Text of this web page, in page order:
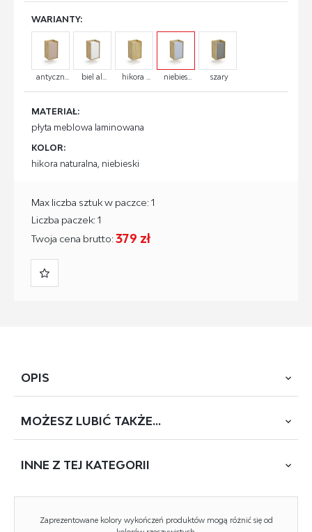
WARIANTY:
antyczn... biel al... hikora ... niebies... szary
MATERIAŁ:
płyta meblowa laminowana
KOLOR:
hikora naturalna, niebieski
Twoja cena brutto:379 zł
Max liczba sztuk w paczce: 1
Liczba paczek: 1
OPIS
wymiary: 50/41/83 cm, materiał: płyta meblowa
push-click, kolor: korpus – hikora naturalana, fronty –
Zaprezentowane kolory wykończeń produktów mogą różnić się od
MOŻESZ LUBIĆ TAKŻE...
INNE Z TEJ KATEGORII